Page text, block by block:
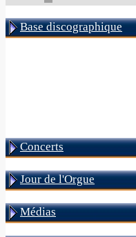
Base discographique
Concerts
Jour de l'Orgue
Médias